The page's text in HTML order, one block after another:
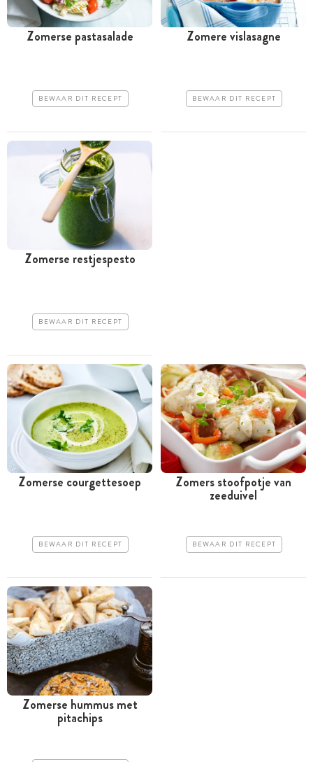
Zomerse pastasalade
BEWAAR DIT RECEPT
Zomere vislasagne
BEWAAR DIT RECEPT
Zomerse restjespesto
BEWAAR DIT RECEPT
Zomerse courgettesoep
BEWAAR DIT RECEPT
Zomers stoofpotje van
zeeduivel
BEWAAR DIT RECEPT
Zomerse hummus met
pitachips